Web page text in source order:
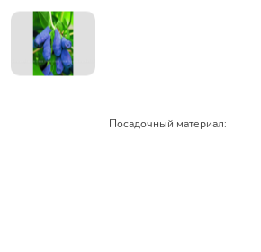
Посадочный материал: